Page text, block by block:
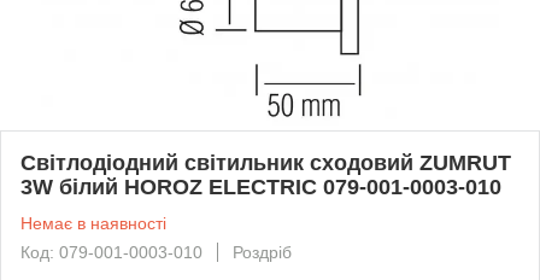
Світлодіодний світильник сходовий ZUMRUT
3W білий HOROZ ELECTRIC 079-001-0003-010
Немає в наявності
Код: 079-001-0003-010
Роздріб